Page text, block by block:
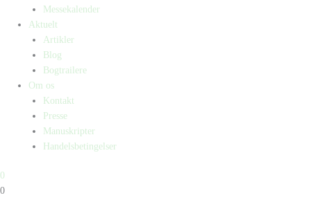
Messekalender
Aktuelt
Artikler
Blog
Bogtrailere
Om os
Kontakt
Presse
Manuskripter
Handelsbetingelser
0
0